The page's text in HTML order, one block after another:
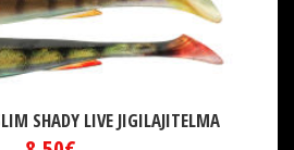
SHADY LIVE JIGILAJITELMA